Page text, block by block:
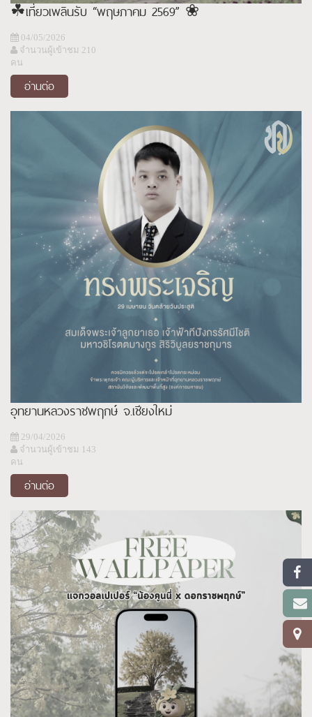
☘︎เที่ยวเพลินรับ “พฤษภาคม 2569” ❀
04/05/2026
จำนวนผู้เข้าชม 210
คน
อ่านต่อ
อุทยานหลวงราชพฤกษ์ จ.เชียงใหม่
29/04/2026
จำนวนผู้เข้าชม 143
คน
อ่านต่อ